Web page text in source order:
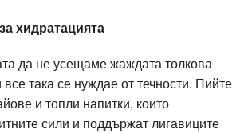
хидратацията
да не усещаме жаждата толкова
все така се нуждае от течности. Пийте
и топли напитки, които
сили и поддържат лигавиците